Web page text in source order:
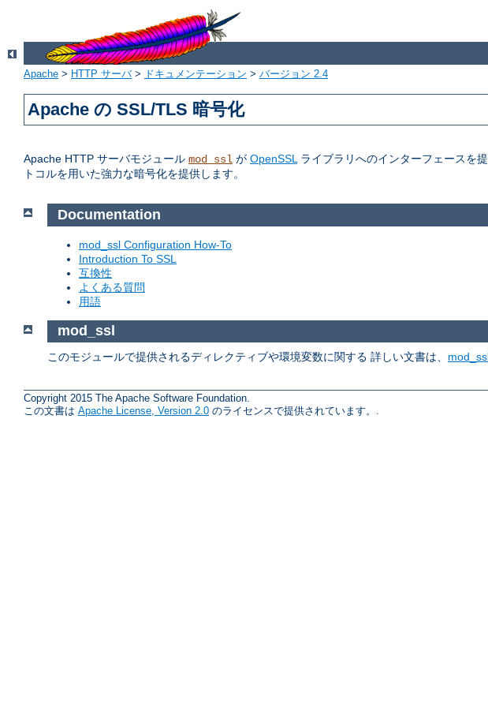
Apache > HTTP サーバ> ドキュメンテーション > バージョン 2.4
Apache の SSL/TLS 暗号化
Apache HTTP サーバモジュール mod_ssl が OpenSSLライブラリへのインターフェースを
トコルを用いた強力な暗号化を提供します。
Documentation
mod_ssl Configuration How-To
Introduction To SSL
互換性
よくある質問
用語
mod_ssl
このモジュールで提供されるディレクティブや環境変数に関する 詳しい文書は、
Copyright 2015 The Apache Software Foundation.
この文書は Apache License, Version 2.0 のライセンスで提供されています。.